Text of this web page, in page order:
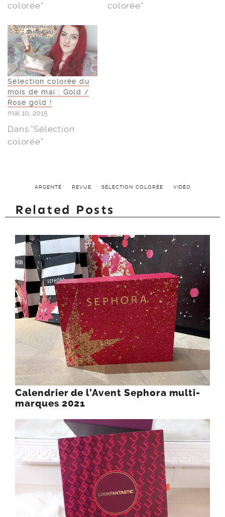
colorée"
colorée"
Sélection colorée du
mois de mai : Gold /
Rose gold !
mai 10, 2015
Dans "Sélection
colorée"
ARGENTÉ REVUE SÉLECTION COLORÉE VIDÉO
Related Posts
Calendrier de l’Avent Sephora multi-
marques 2021